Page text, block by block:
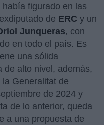
figurado en las
de ERC y un
Junqueras, con
en todo el país. Es
una sólida
de alto nivel, además,
Generalitat de
de 2024 y
de lo anterior, queda
a una propuesta de